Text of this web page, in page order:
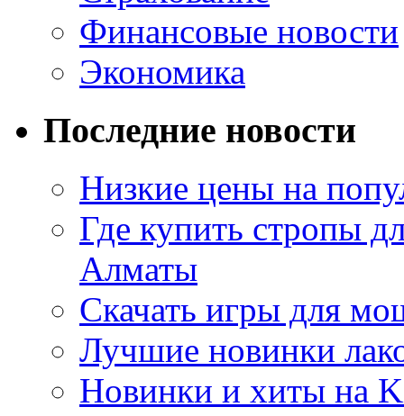
Финансовые новости
Экономика
Последние новости
Низкие цены на
Где купить стропы
Алматы
Скачать игры для
Лучшие новинки
Новинки и хиты на